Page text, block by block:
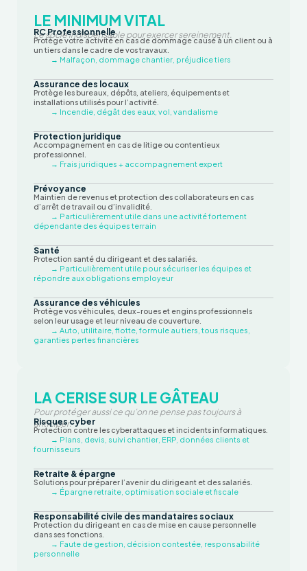
LE MINIMUM VITAL
Le socle indispensable pour exercer sereinement.
RC Professionnelle
Protège votre activité en cas de dommage causé à un client ou à
un tiers dans le cadre de vos travaux.
→ Malfaçon, dommage chantier, préjudice tiers
Assurance des locaux
Protège les bureaux, dépôts, ateliers, équipements et
installations utilisés pour l’activité.
→ Incendie, dégât des eaux, vol, vandalisme
Protection juridique
Accompagnement en cas de litige ou contentieux
professionnel.
→ Frais juridiques + accompagnement expert
Prévoyance
Maintien de revenus et protection des collaborateurs en cas
d’arrêt de travail ou d’invalidité.
→ Particulièrement utile dans une activité fortement
dépendante des équipes terrain
Santé
Protection santé du dirigeant et des salariés.
→ Particulièrement utile pour sécuriser les équipes et
répondre aux obligations employeur
Assurance des véhicules
Protège vos véhicules, deux-roues et engins professionnels
selon leur usage et leur niveau de couverture.
→ Auto, utilitaire, flotte, formule au tiers, tous risques,
garanties pertes financières
LA CERISE SUR LE GÂTEAU
Pour protéger aussi ce qu’on ne pense pas toujours à
anticiper.
Risques cyber
Protection contre les cyberattaques et incidents informatiques.
→ Plans, devis, suivi chantier, ERP, données clients et
fournisseurs
Retraite & épargne
Solutions pour préparer l’avenir du dirigeant et des salariés.
→ Épargne retraite, optimisation sociale et fiscale
Responsabilité civile des mandataires sociaux
Protection du dirigeant en cas de mise en cause personnelle
dans ses fonctions.
→ Faute de gestion, décision contestée, responsabilité
personnelle